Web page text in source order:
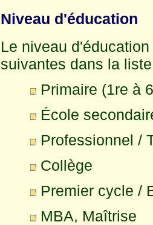
Niveau d'éducation
Le niveau
suivantes dans la
Primaire (1re à
École
Professionnel /
Collège
Premier cycle /
MBA, Maîtrise